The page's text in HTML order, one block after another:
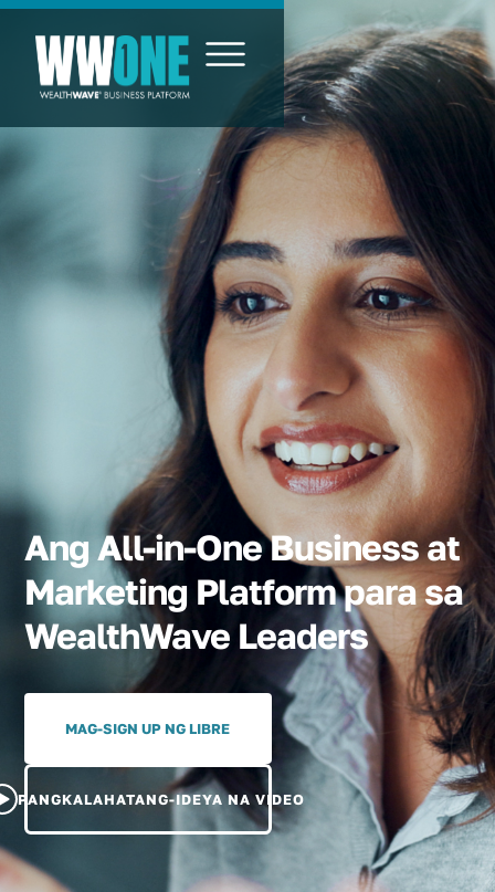
Ang All-in-One Business at
Marketing Platform para sa
WealthWave Leaders
MAG-SIGN UP NG LIBRE
PANGKALAHATANG-IDEYA NA VIDEO